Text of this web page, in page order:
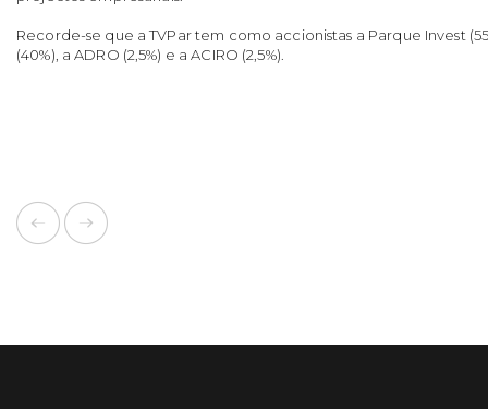
Recorde-se que a TVPar tem como accionistas a Parque Invest
(40%), a ADRO (2,5%) e a ACIRO (2,5%).